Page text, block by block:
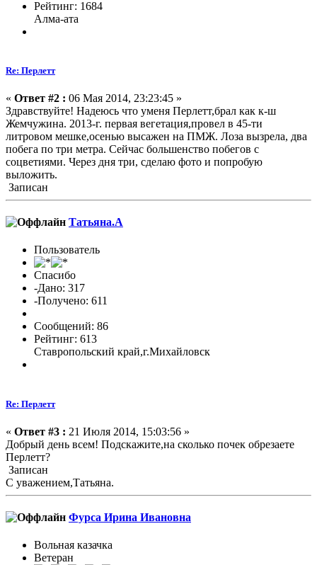
Рейтинг: 1684
Алма-ата
Re: Перлетт
« Ответ #2 : 06 Мая 2014, 23:23:45 »
Здравствуйте! Надеюсь что уменя Перлетт,брал как к-ш
Жемчужина. 2013-г. первая вегетация,провел в 45-ти
литровом мешке,осенью высажен на ПМЖ. Лоза вызрела, два
побега по три метра. Сейчас большенство побегов с
соцветиями. Через дня три, сделаю фото и попробую
выложить.
Записан
Татьяна.А
Пользователь
Спасибо
-Дано: 317
-Получено: 611
Сообщений: 86
Рейтинг: 613
Ставропольский край,г.Михайловск
Re: Перлетт
« Ответ #3 : 21 Июля 2014, 15:03:56 »
Добрый день всем! Подскажите,на сколько почек обрезаете
Перлетт?
Записан
С уважением,Татьяна.
Фурса Ирина Ивановна
Вольная казачка
Ветеран